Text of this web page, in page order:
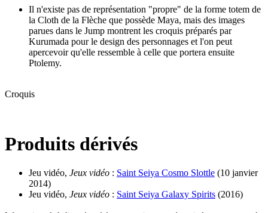
Il n'existe pas de représentation "propre" de la forme totem de
la Cloth de la Flèche que possède Maya, mais des images
parues dans le Jump montrent les croquis préparés par
Kurumada pour le design des personnages et l'on peut
apercevoir qu'elle ressemble à celle que portera ensuite
Ptolemy.
Croquis
Produits dérivés
Jeu vidéo, Jeux vidéo : Saint Seiya Cosmo Slottle (10 janvier
2014)
Jeu vidéo, Jeux vidéo : Saint Seiya Galaxy Spirits (2016)